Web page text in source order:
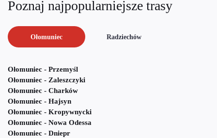
Poznaj najpopularniejsze trasy
Ołomuniec Radziechów
Ołomuniec - Przemyśl
Ołomuniec - Zaleszczyki
Ołomuniec - Charków
Ołomuniec - Hajsyn
Ołomuniec - Kropywnycki
Ołomuniec - Nowa Odessa
Ołomuniec - Dniepr